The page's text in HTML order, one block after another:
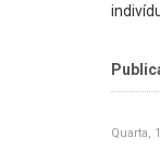
Quarta,